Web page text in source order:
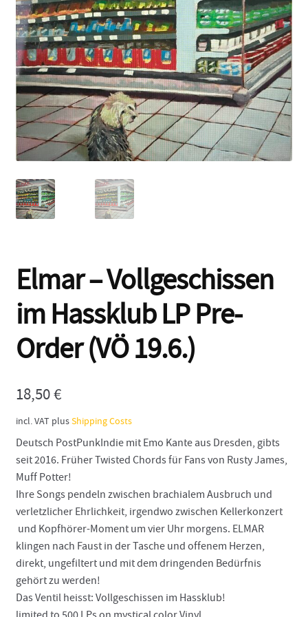
Contact
Elmar – Vollgeschissen
im Hassklub LP Pre-
Order (VÖ 19.6.)
18,50€
incl. VAT plusShipping Costs
Deutsch PostPunkIndie mit Emo Kante aus Dresden, gibts
seit 2016. Früher Twisted Chords für Fans von Rusty James,
Muff Potter!
Ihre Songs pendeln zwischen brachialem Ausbruch und
verletzlicher Ehrlichkeit, irgendwo zwischen Kellerkonzert
und Kopfhörer-Moment um vier Uhr morgens. ELMAR
klingen nach Faust in der Tasche und offenem Herzen,
direkt, ungefiltert und mit dem dringenden Bedürfnis
gehört zu werden!
Das Ventil heisst: Vollgeschissen im Hassklub!